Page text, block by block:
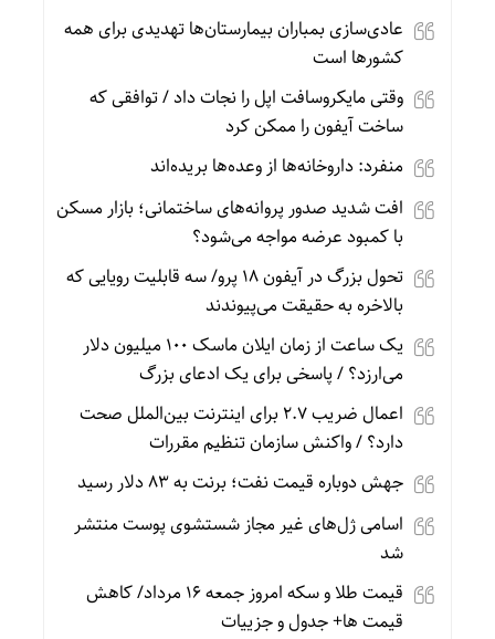
عادی‌سازی بمباران بیمارستان‌ها تهدیدی برای همه
کشورها است
وقتی مایکروسافت اپل را نجات داد / توافقی که
ساخت آیفون را ممکن کرد
منفرد: داروخانه‌ها از وعده‌ها بریده‌اند
افت شدید صدور پروانه‌های ساختمانی؛ بازار مسکن
با کمبود عرضه مواجه می‌شود؟
تحول بزرگ در آیفون ۱۸ پرو/ سه قابلیت رویایی که
بالاخره به حقیقت می‌پیوندند
یک ساعت از زمان ایلان ماسک ۱۰۰ میلیون دلار
می‌ارزد؟ / پاسخی برای یک ادعای بزرگ
اعمال ضریب ۲.۷ برای اینترنت بین‌الملل صحت
دارد؟ / واکنش سازمان تنظیم مقررات
جهش دوباره قیمت نفت؛ برنت به ۸۳ دلار رسید
اسامی ژل‌های غیر مجاز شستشوی پوست منتشر
شد
قیمت طلا و سکه امروز جمعه ۱۶ مرداد/ کاهش
قیمت ها+ جدول و جزییات